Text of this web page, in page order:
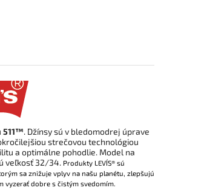
511™. Džínsy sú v bledomodrej úprave
strečovou technológiou
a optimálne pohodlie. Model na
veľkosť 32/34. Produkty LEVI´S® sú
sa znižuje vplyv na našu planétu, zlepšujú
vyzerať dobre s čistým svedomím.